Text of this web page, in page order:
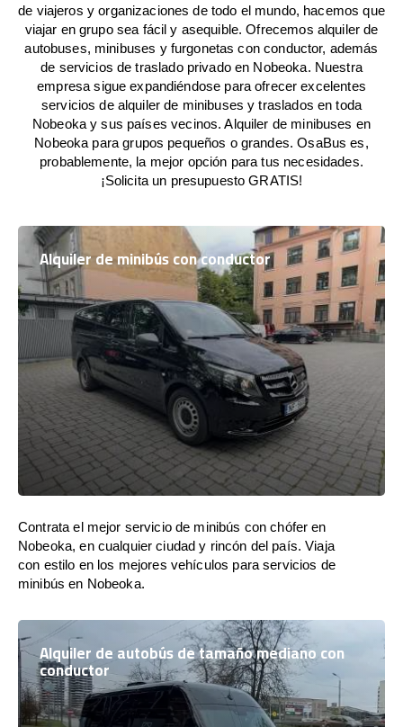
de viajeros y organizaciones de todo el mundo, hacemos que
viajar en grupo sea fácil y asequible. Ofrecemos alquiler de
autobuses, minibuses y furgonetas con conductor, además
de servicios de traslado privado en Nobeoka. Nuestra
empresa sigue expandiéndose para ofrecer excelentes
servicios de alquiler de minibuses y traslados en toda
Nobeoka y sus países vecinos. Alquiler de minibuses en
Nobeoka para grupos pequeños o grandes. OsaBus es,
probablemente, la mejor opción para tus necesidades.
¡Solicita un presupuesto GRATIS!
Alquiler de minibús con conductor
Contrata el mejor servicio de minibús con chófer en
Nobeoka, en cualquier ciudad y rincón del país. Viaja
con estilo en los mejores vehículos para servicios de
minibús en Nobeoka.
Alquiler de autobús de tamaño mediano con
conductor